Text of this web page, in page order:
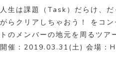
人生は課題（Task）だらけ、
がらクリアしちゃおう！ をコ
トのメンバーの地元を周るツア
開催：2019.03.31(土) 会場：